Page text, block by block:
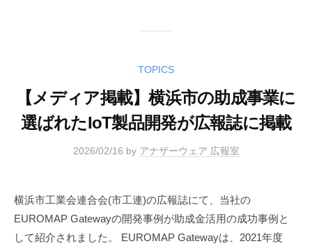
TOPICS
【メディア掲載】横浜市の助成事業に
選ばれたIoT製品開発が広報誌に掲載
2026/02/16 by アナザーウェア 広報室
横浜市工業会連合会(市工連)の広報誌にて、当社の
EUROMAP Gatewayの開発事例が助成金活用の成功事例と
して紹介されました。 EUROMAP Gatewayは、2021年度